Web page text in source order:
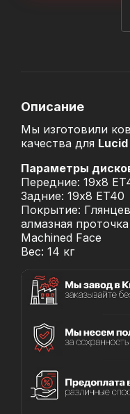
Описание
Мы изготовили
качества для
Параметры
Передние: 19x8
Задние: 19x8 ET40
Покрытие:
алмазная
Machined Face
Вес: 14 кг